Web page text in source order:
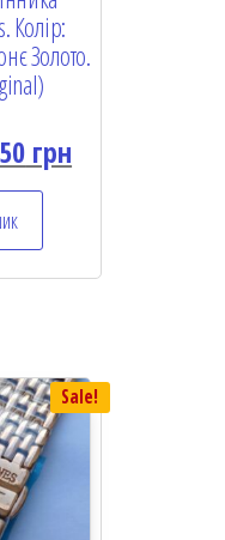
Колір:
Золото.
грн
Sale!